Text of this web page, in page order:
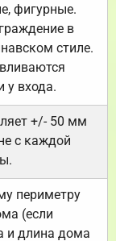
фигурные.
в
стиле.
у входа.
+/- 50 мм
с каждой
периметру
(если
и длина дома